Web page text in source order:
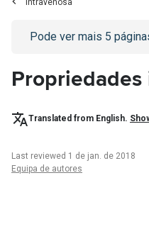
Intravenosa
Go to/sign-inpage
Pode ver mais 5
Propriedades
Translated from English.
Last reviewed 1 de jan. de 2018
Equipa de autores